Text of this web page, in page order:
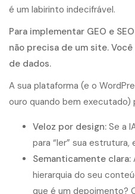
é um labirinto indecifrável.
Para implementar GEO e
não precisa de um site.
de dados.
A sua plataforma (e o
ouro quando bem executado)
Veloz por design: Se a
para “ler” sua estrutura,
Semanticamente clara:
hierarquia do seu
que é um depoimento?